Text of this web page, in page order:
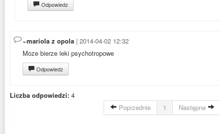
Odpowiedz
~mariola z opola | 2014-04-02 12:32
Moze bierze leki psychotropowe
Odpowiedz
Liczba odpowiedzi: 4
Poprzednie
1 Następne